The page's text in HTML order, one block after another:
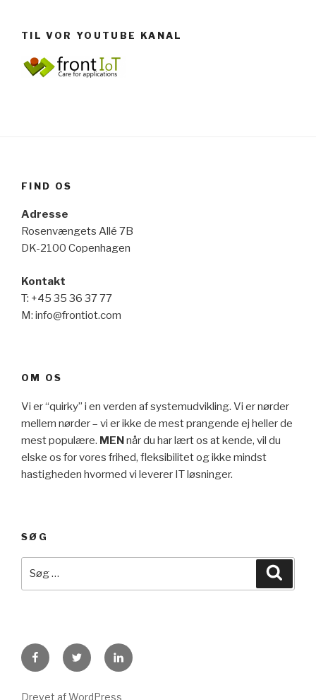
TIL VOR YOUTUBE KANAL
FIND OS
Adresse
Rosenvængets Allé 7B
DK-2100 Copenhagen
Kontakt
T: +45 35 36 37 77
M: info@frontiot.com
OM OS
Vi er “quirky” i en verden af systemudvikling. Vi er nørder
mellem nørder – vi er ikke de mest prangende ej heller de
mest populære. MENnår du har lært os at kende, vil du
elske os for vores frihed, fleksibilitet og ikke mindst
hastigheden hvormed vi leverer IT løsninger.
SØG
Drevet af WordPress